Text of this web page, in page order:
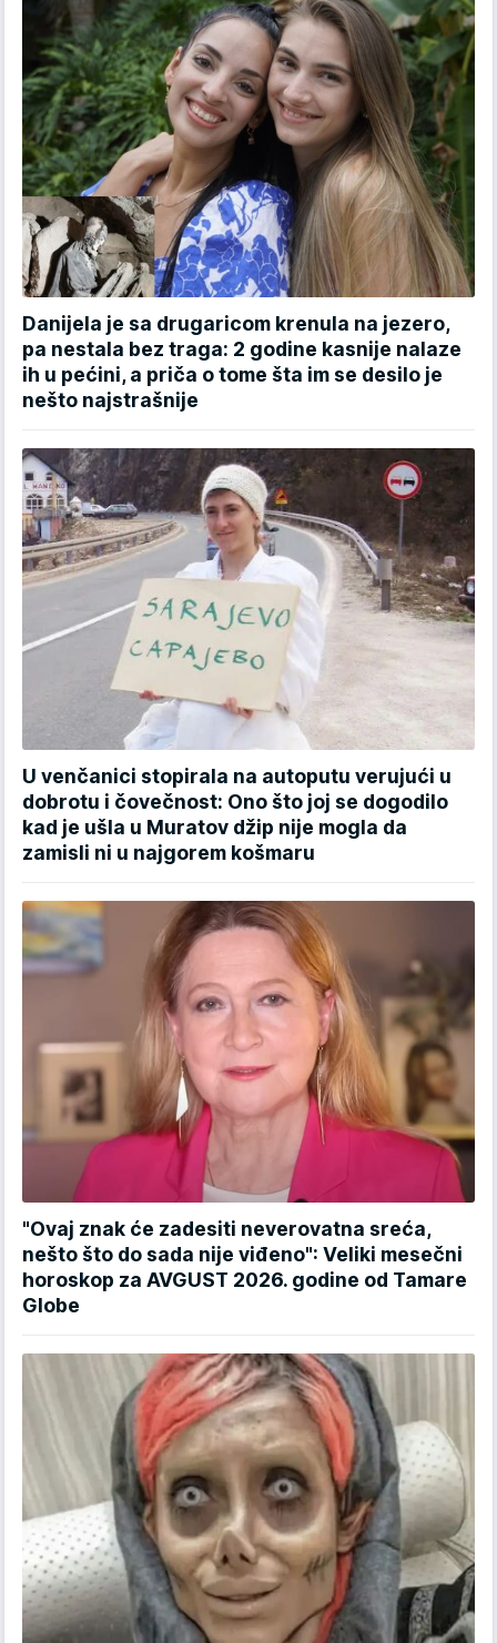
Danijela je sa drugaricom krenula na jezero,
pa nestala bez traga: 2 godine kasnije nalaze
ih u pećini, a priča o tome šta im se desilo je
nešto najstrašnije
U venčanici stopirala na autoputu verujući u
dobrotu i čovečnost: Ono što joj se dogodilo
kad je ušla u Muratov džip nije mogla da
zamisli ni u najgorem košmaru
"Ovaj znak će zadesiti neverovatna sreća,
nešto što do sada nije viđeno": Veliki mesečni
horoskop za AVGUST 2026. godine od Tamare
Globe